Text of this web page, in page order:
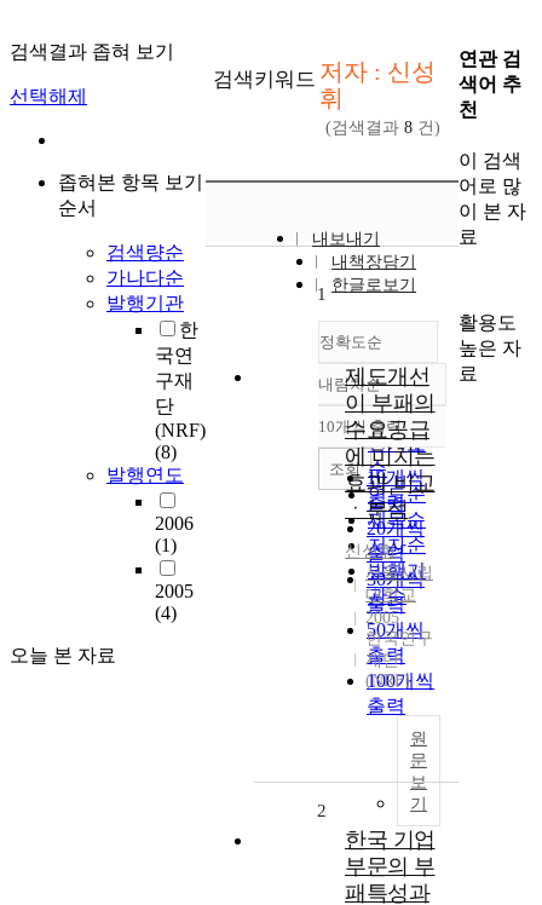
검색결과 좁혀 보기
선택해제
좁혀본 항목 보기
순서
검색량순
가나다순
발행기관
한
국연
구재
단
(NRF)
(8)
발행연도
2006
(1)
2005
(4)
오늘 본 자료
검색키워드 저자 : 신성
휘
(검색결과 8 건)
내보내기
내책장담기
한글로보기
정확도순
정확도
순
인기도
순
연도순
제목순
저자순
발행기
관순
내림차순
내림차순
10개씩 출력
10개씩
출력
20개씩
출력
30개씩
출력
50개씩
출력
100개씩
출력
조회
1
제도개선
이 부패의
수요공급
에 미치는
효과 비교
ㆍ분석
신성휘
서울시립
대학교
2005
한국연구
재단
(NRF)
원
문
보
기
2
한국 기업
부문의 부
패특성과
연관 검
색어 추
천
이 검색
어로 많
이 본 자
료
활용도
높은 자
료